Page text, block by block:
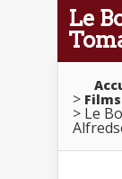
Le
Le